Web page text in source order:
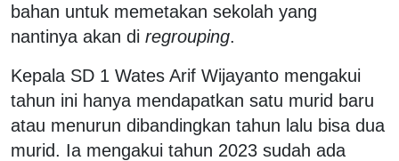
bahan untuk memetakan sekolah yang
nantinya akan di regrouping.
Kepala SD 1 Wates Arif Wijayanto mengakui
tahun ini hanya mendapatkan satu murid baru
atau menurun dibandingkan tahun lalu bisa dua
murid. Ia mengakui tahun 2023 sudah ada